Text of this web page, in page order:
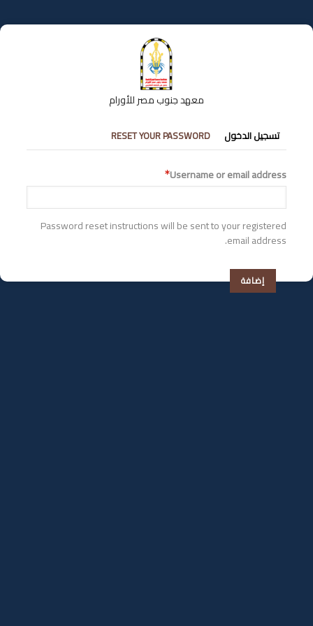
إلى
المحتوى
معهد جنوب مصر للأورام
التبويبات
الأساسية
تسجيل الدخول RESET YOUR PASSWORD
Username or email address
Password reset instructions will be sent to your registered
email address.